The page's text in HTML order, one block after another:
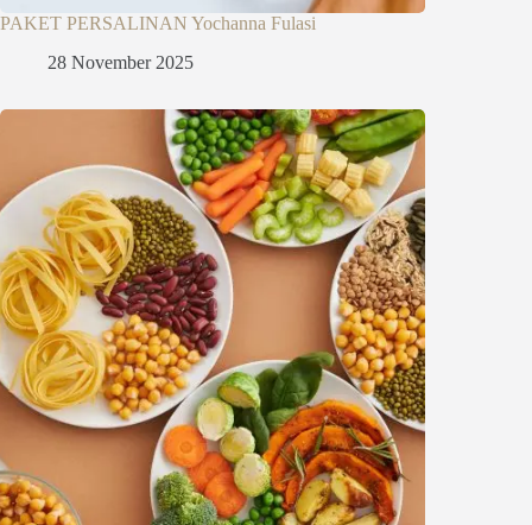
PAKET PERSALINAN Yochanna Fulasi
28 November 2025